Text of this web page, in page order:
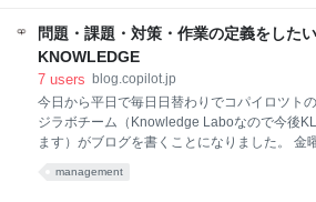
会議運営を
読みます。（SDGs みたいな感じで読んでも
だ一般公開しているわけではないのですが、
のサービスを作り何を目指しているのかをこ
このタイミングでメソッドやサービスを公開
知 引き続きアップデートして
問題・課題・対策・作業の定義をした
KNOWLEDGE
7 users blog.copilot.jp
今日から平日で毎日日替わりでコパイロツト
ジラボチーム（Knowledge Laboなので今後
ます）がブログを書くことになりました。 金
座です。よろしくお願いします。 私は案件初
management